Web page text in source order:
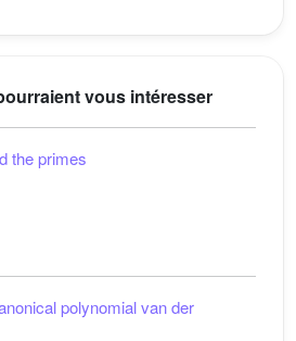
vous intéresser
the primes
polynomial van der